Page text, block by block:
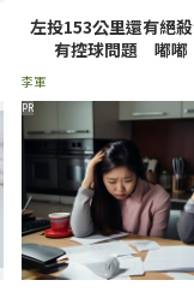
左投153公里還有絕
有控球問題 嘟嘟
李軍
PR